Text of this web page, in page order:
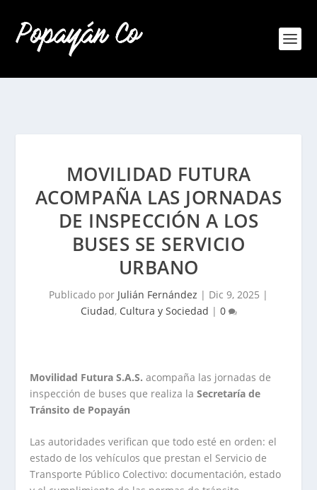
MOVILIDAD FUTURA
ACOMPAÑA LAS JORNADAS
DE INSPECCIÓN A LOS
BUSES SE SERVICIO
URBANO
Publicado por Julián Fernández | Dic 9, 2025 |
Ciudad, Cultura y Sociedad | 0
Movilidad Futura S.A.S. acompaña las jornadas de
inspección de buses que realiza laSecretaría de
Tránsito de Popayán
Las autoridades verifican que todo esté en orden: el
estado de los vehículos que prestan el Servicio de
Transporte Público Colectivo: documentación, estado